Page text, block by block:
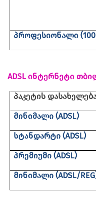
პროფესიონალი (100
ADSL ინტერნეტი
პაკეტის
მინიმალი (ADSL)
სტანდარტი (ADSL)
პრემიუმი (ADSL)
მინიმალი(ADSL/